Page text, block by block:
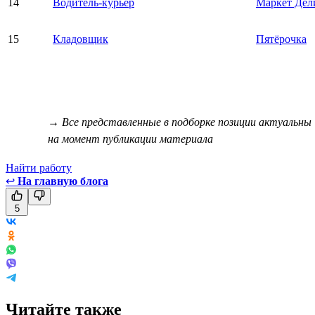
15 Кладовщик Пятёрочка
→ Все представленные в подборке позиции актуальны
на момент публикации материала
Найти работу
↩ На главную блога
5
Читайте также